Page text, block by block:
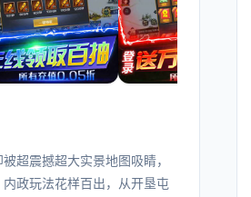
超震撼超大实景地图吸睛，
政玩法花样百出，从开垦屯